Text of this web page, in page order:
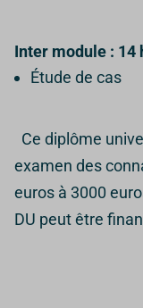
Inter module : 14
Étude de cas
Ce diplôme
examen des
euros à 3000
DU peut être